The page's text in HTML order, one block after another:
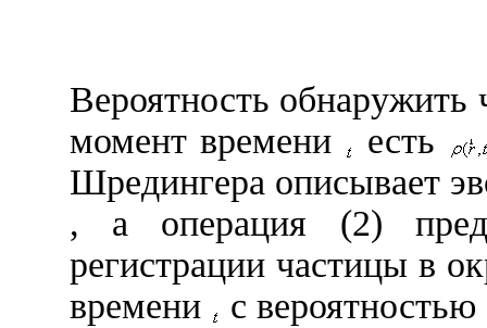
Вероятность
момент времени
есть
Шредингера описывает
, а операция (2)
регистрации частицы в
времени
с вероятностью